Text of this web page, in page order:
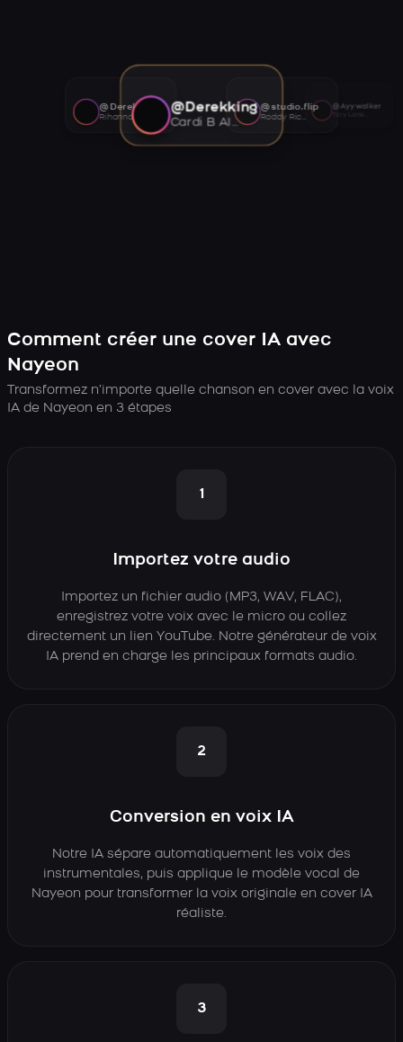
@Derekking
Cardi B AI voice
@studio.flip
Roddy Ricch AI voice
@Ayywalker
@Derekking
Rihanna AI voice
Comment créer une cover IA avec
Nayeon
Transformez n’importe quelle chanson en cover avec la voix
IA de Nayeon en 3 étapes
1
Importez votre audio
Importez un fichier audio (MP3, WAV, FLAC),
enregistrez votre voix avec le micro ou collez
directement un lien YouTube. Notre générateur de voix
IA prend en charge les principaux formats audio.
2
Conversion en voix IA
Notre IA sépare automatiquement les voix des
instrumentales, puis applique le modèle vocal de
Nayeon pour transformer la voix originale en cover IA
réaliste.
3